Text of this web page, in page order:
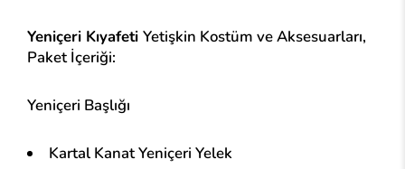
Yeniçeri Kıyafeti Yetişkin Kostüm ve Aksesuarları,
Paket İçeriği:
Yeniçeri Başlığı
Kartal Kanat Yeniçeri Yelek